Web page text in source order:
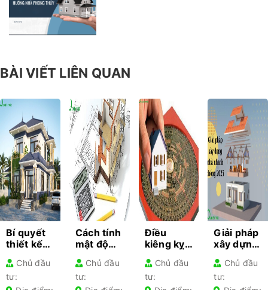
BÀI VIẾT LIÊN QUAN
Bí quyết
thiết kế
cho từng
loại nhà
Chủ đầu
tư:
Cách tính
mật độ
– Hướng
dẫn chi
Chủ đầu
tư:
Điều
kiêng kỵ
nhà gia
chủ lần
Chủ đầu
tư:
Giải pháp
xây dựng
nhanh
chóng
Chủ đầu
tư: